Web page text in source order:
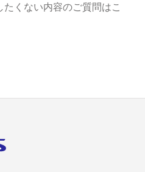
くない内容のご質問はこ